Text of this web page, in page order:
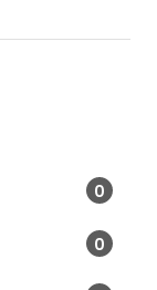
0
0